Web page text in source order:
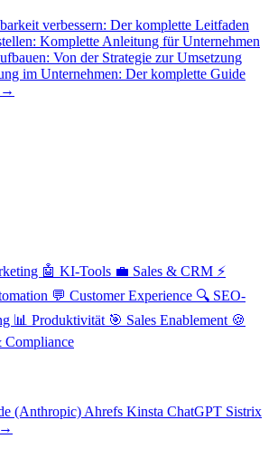
verbessern: Der komplette Leitfaden
Komplette Anleitung für Unternehmen
Von der Strategie zur Umsetzung
im Unternehmen: Der komplette Guide
→
🤖 KI-Tools 💼 Sales & CRM ⚡
💬 Customer Experience 🔍 SEO-
📊 Produktivität 🎯 Sales Enablement 🍪
Compliance
(Anthropic) Ahrefs Kinsta ChatGPT Sistrix